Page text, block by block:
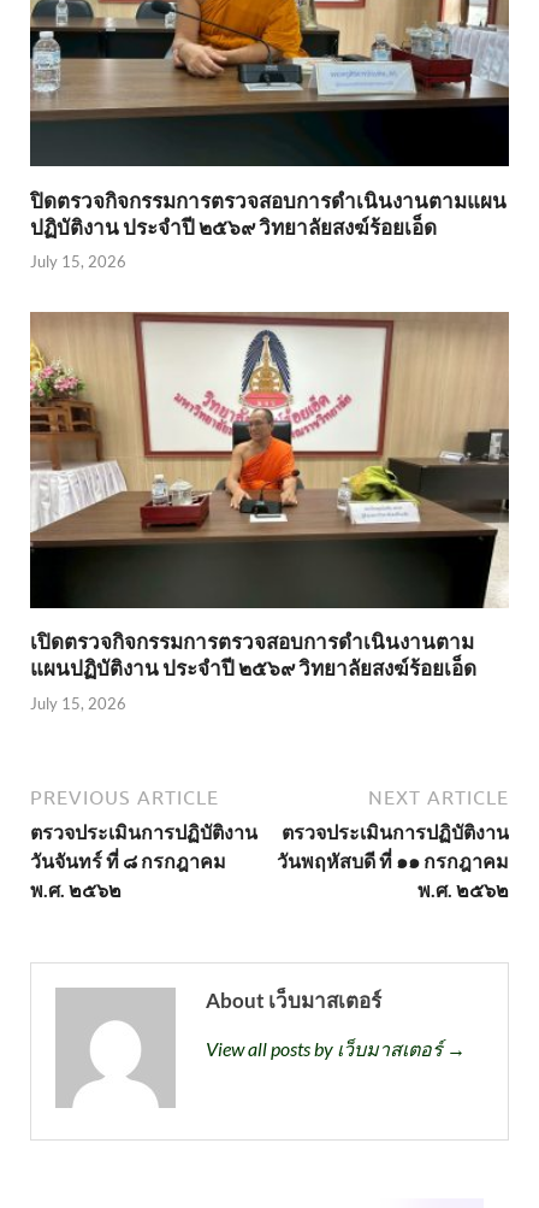
ปิดตรวจกิจกรรมการตรวจสอบการดำเนินงานตามแผน
ปฏิบัติงาน ประจำปี ๒๕๖๙ วิทยาลัยสงฆ์ร้อยเอ็ด
July 15, 2026
เปิดตรวจกิจกรรมการตรวจสอบการดำเนินงานตาม
แผนปฏิบัติงาน ประจำปี ๒๕๖๙ วิทยาลัยสงฆ์ร้อยเอ็ด
July 15, 2026
PREVIOUS ARTICLE
ตรวจประเมินการปฏิบัติงาน
วันจันทร์ ที่ ๘ กรกฎาคม
พ.ศ. ๒๕๖๒
NEXT ARTICLE
ตรวจประเมินการปฏิบัติงาน
วันพฤหัสบดี ที่ ๑๑ กรกฎาคม
พ.ศ. ๒๕๖๒
About เว็บมาสเตอร์
View all posts by เว็บมาสเตอร์ →